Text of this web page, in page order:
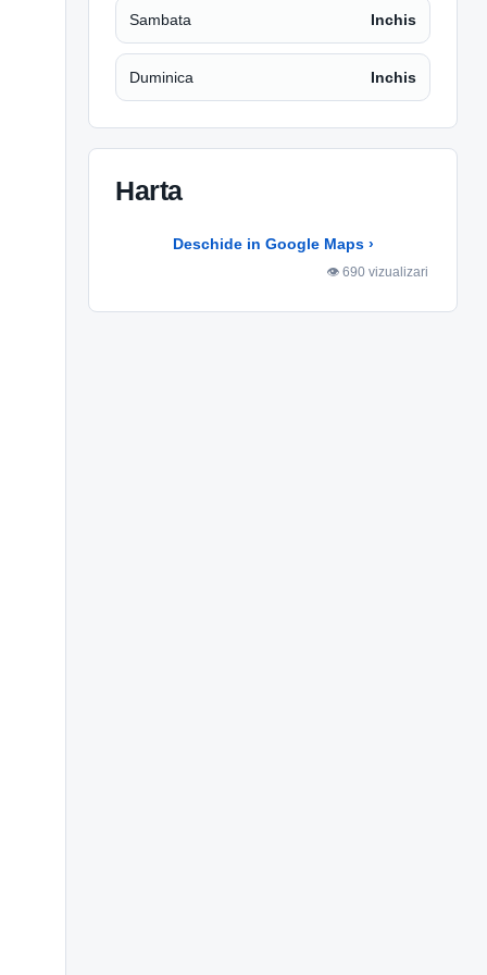
Sambata Inchis
Duminica Inchis
Harta
Harta Google
incarca harta.
Deschide in Google Maps ›
👁 690 vizualizari